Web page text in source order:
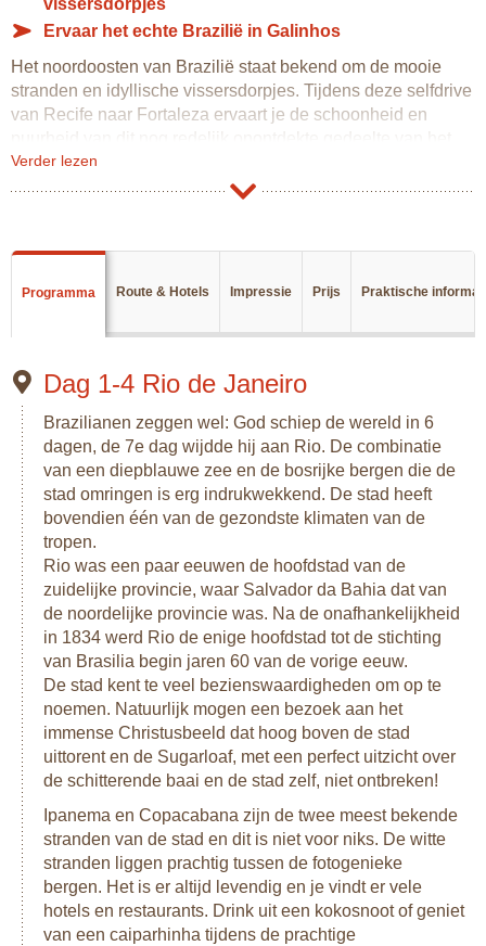
vissersdorpjes
Ervaar het echte Brazilië in Galinhos
Het noordoosten van Brazilië staat bekend om de mooie
stranden en idyllische vissersdorpjes. Tijdens deze selfdrive
van Recife naar Fortaleza ervaart je de schoonheid en
land.
werd genomen. De miljoenenstad is een mengelmoes van
verblijft in het nabijgelegen Olinda, waar je kennis maakt
met het authentieke Brazilië.
Terwijl je steeds verder naar het noorden rijdt, kom je langs
pittoreske vissersdorpjes en koloniale plaatsjes. Het beeld
dat je had van het noordoosten moet ieder uur worden
bijgesteld, de enige constante factor is de brede kustlijn
omlijnd door wuivende palmbomen die je tijdens het hele
traject van Recife tot Fortaleza begroeten.
Verder lezen
Programma Route & Hotels Impressie Prijs Praktische
Dag 1-4 Rio de Janeiro
Brazilianen zeggen wel: God schiep de wereld in 6
dagen, de 7e dag wijdde hij aan Rio. De combinatie
van een diepblauwe zee en de bosrijke bergen die de
stad omringen is erg indrukwekkend. De stad heeft
bovendien één van de gezondste klimaten van de
tropen.
Rio was een paar eeuwen de hoofdstad van de
zuidelijke provincie, waar Salvador da Bahia dat van
de noordelijke provincie was. Na de onafhankelijkheid
in 1834 werd Rio de enige hoofdstad tot de stichting
van Brasilia begin jaren 60 van de vorige eeuw.
De stad kent te veel bezienswaardigheden om op te
noemen. Natuurlijk mogen een bezoek aan het
immense Christusbeeld dat hoog boven de stad
uittorent en de Sugarloaf, met een perfect uitzicht over
de schitterende baai en de stad zelf, niet ontbreken!
Ipanema en Copacabana zijn de twee meest bekende
stranden van de stad en dit is niet voor niks. De witte
stranden liggen prachtig tussen de fotogenieke
bergen. Het is er altijd levendig en je vindt er vele
hotels en restaurants. Drink uit een kokosnoot of geniet
van een caiparhinha tijdens de prachtige